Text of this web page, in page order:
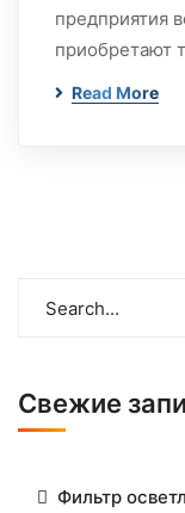
предприятия
приобретают
Read More
Свежие
Фильтр